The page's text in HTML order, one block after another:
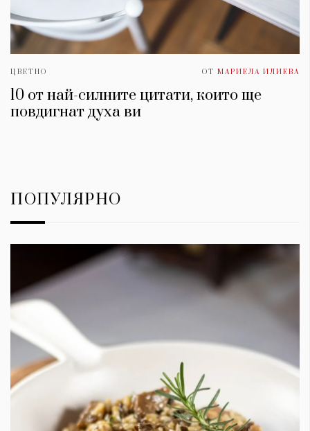
ЦВЕТНО ОТ МАРИЕЛА ИЛИЕВА
10 от най-силните цитати, които ще
повдигнат духa ви
ПОПУЛЯРНО